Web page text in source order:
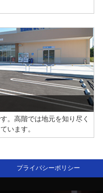
。高階では地元を知り尽く
います。
プライバシーポリシー